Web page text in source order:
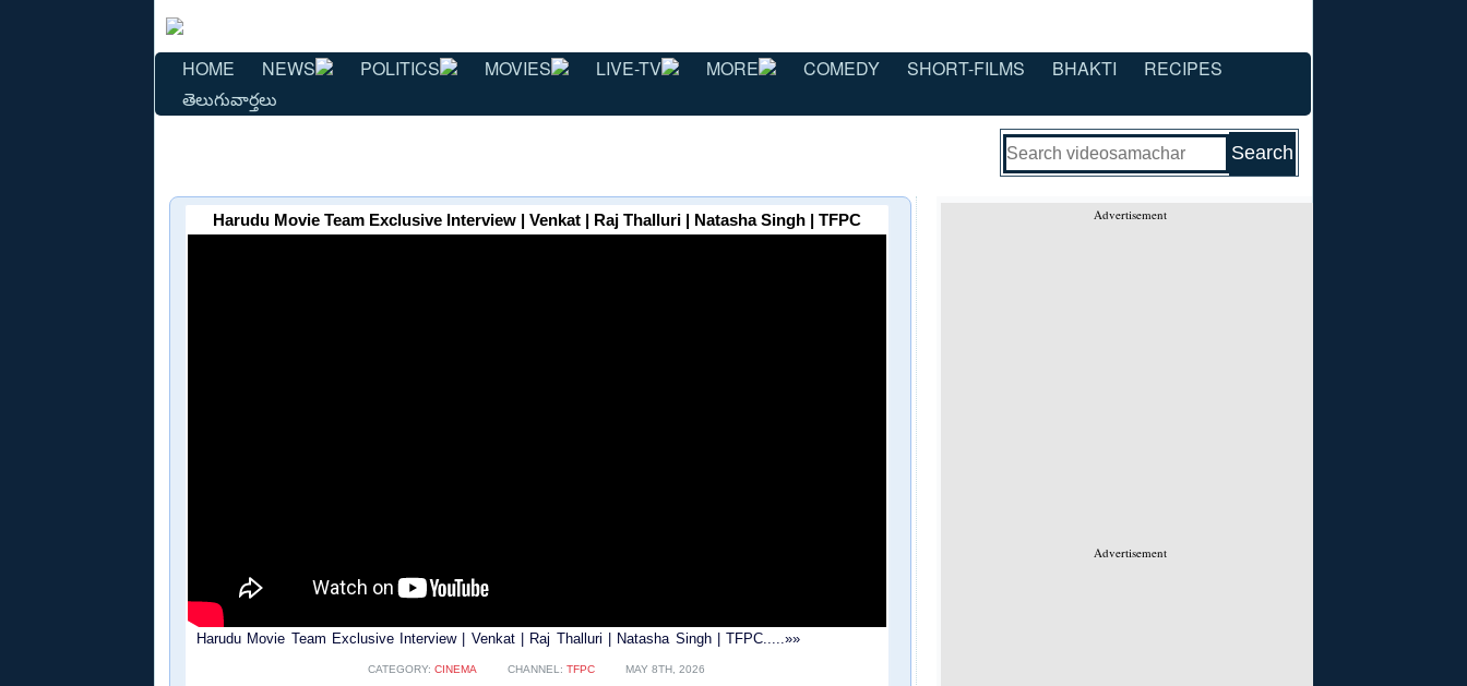
HOME NEWS POLITICS MOVIES LIVE-TV MORE COMEDY SHORT-FILMS BHAKTI
RECIPES
తెలుగువార్తలు
Advertisement
Advertisement
Harudu Movie Team Exclusive Interview | Venkat | Raj Thalluri | Natasha Singh | TFPC
Harudu Movie Team Exclusive Interview | Venkat | Raj Thalluri | Natasha Singh | TFPC.....»»
CATEGORY:CINEMA CHANNEL:TFPC MAY 8TH, 2026